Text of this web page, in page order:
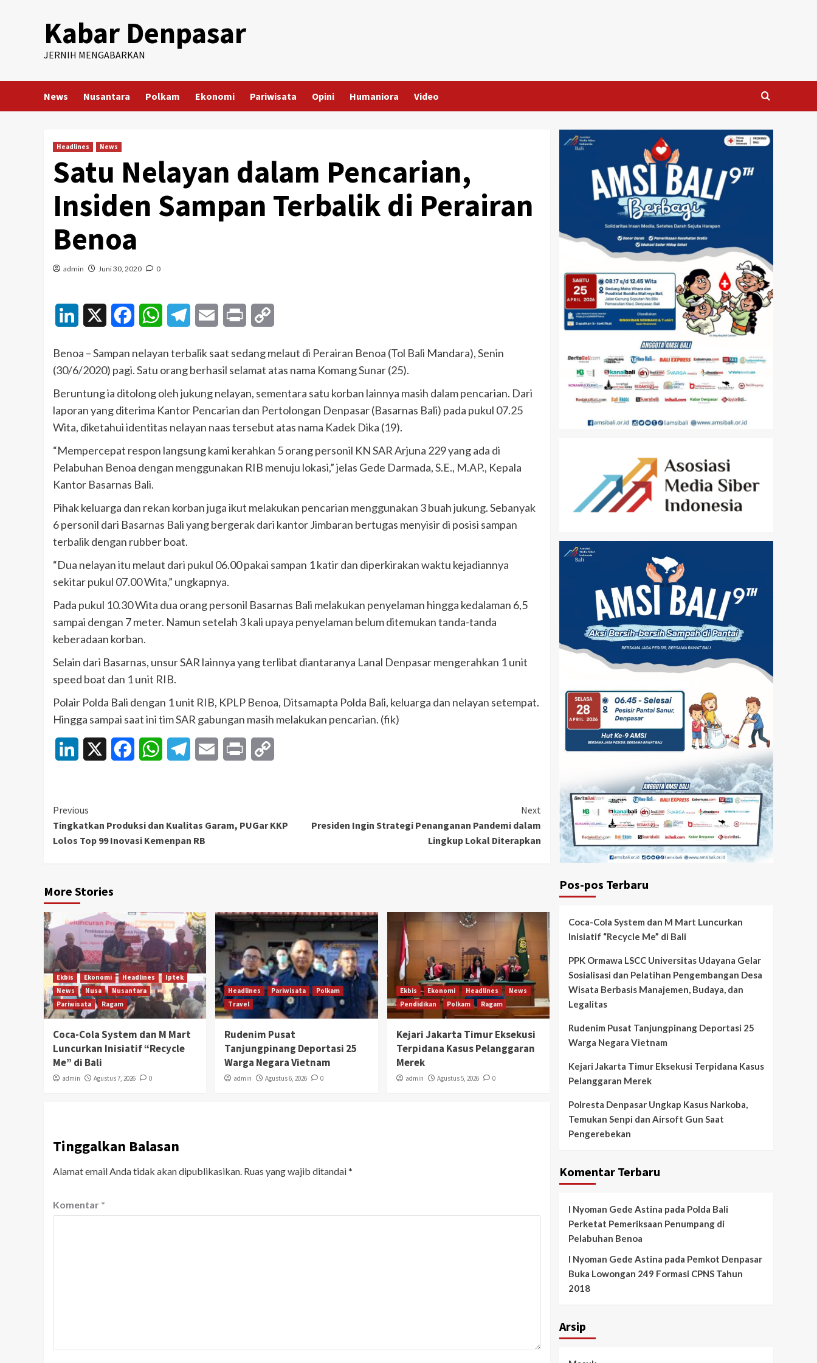
Kabar Denpasar
JERNIH MENGABARKAN
News Nusantara Polkam Ekonomi Pariwisata Opini Humaniora Video
Headlines News
Satu Nelayan dalam Pencarian,
Insiden Sampan Terbalik di Perairan
Benoa
admin Juni 30, 2020 0
LinkedIn FacebookWhatsAppTelegramEmail Print
Benoa – Sampan nelayan terbalik saat sedang melaut di Perairan Benoa (Tol Bali Mandara), Senin
(30/6/2020) pagi. Satu orang berhasil selamat atas nama Komang Sunar (25).
Beruntung ia ditolong oleh jukung nelayan, sementara satu korban lainnya masih dalam pencarian. Dari
laporan yang diterima Kantor Pencarian dan Pertolongan Denpasar (Basarnas Bali) pada pukul 07.25
Wita, diketahui identitas nelayan naas tersebut atas nama Kadek Dika (19).
“Mempercepat respon langsung kami kerahkan 5 orang personil KN SAR Arjuna 229 yang ada di
Pelabuhan Benoa dengan menggunakan RIB menuju lokasi,” jelas Gede Darmada, S.E., M.AP., Kepala
Kantor Basarnas Bali.
Pihak keluarga dan rekan korban juga ikut melakukan pencarian menggunakan 3 buah jukung. Sebanyak
6 personil dari Basarnas Bali yang bergerak dari kantor Jimbaran bertugas menyisir di posisi sampan
terbalik dengan rubber boat.
“Dua nelayan itu melaut dari pukul 06.00 pakai sampan 1 katir dan diperkirakan waktu kejadiannya
sekitar pukul 07.00 Wita,” ungkapnya.
Pada pukul 10.30 Wita dua orang personil Basarnas Bali melakukan penyelaman hingga kedalaman 6,5
sampai dengan 7 meter. Namun setelah 3 kali upaya penyelaman belum ditemukan tanda-tanda
keberadaan korban.
Selain dari Basarnas, unsur SAR lainnya yang terlibat diantaranya Lanal Denpasar mengerahkan 1 unit
speed boat dan 1 unit RIB.
Polair Polda Bali dengan 1 unit RIB, KPLP Benoa, Ditsamapta Polda Bali, keluarga dan nelayan setempat.
Hingga sampai saat ini tim SAR gabungan masih melakukan pencarian. (fik)
LinkedIn FacebookWhatsAppTelegramEmail Print
Continue
Reading
Previous
Tingkatkan Produksi dan Kualitas Garam, PUGar KKP
Lolos Top 99 Inovasi Kemenpan RB
Next
Presiden Ingin Strategi Penanganan Pandemi dalam
Lingkup Lokal Diterapkan
More Stories
Ekbis Ekonomi Headlines
Iptek
News
Nusa
Nusantara
Pariwisata
Ragam
Coca-Cola System dan M Mart
Luncurkan Inisiatif “Recycle
Me” di Bali
admin Agustus 7, 2026 0
Headlines Pariwisata
Polkam
Travel
Rudenim Pusat
Tanjungpinang Deportasi 25
Warga Negara Vietnam
admin Agustus 6, 2026 0
Ekbis Ekonomi Headlines
News
Pendidikan
Polkam Ragam
Kejari Jakarta Timur Eksekusi
Terpidana Kasus Pelanggaran
Merek
admin Agustus 5, 2026 0
Tinggalkan Balasan
Alamat email Anda tidak akan dipublikasikan. Ruas yang wajib ditandai*
Komentar *
Pos-pos Terbaru
Coca-Cola System dan M Mart Luncurkan
Inisiatif “Recycle Me” di Bali
PPK Ormawa LSCC Universitas Udayana Gelar
Sosialisasi dan Pelatihan Pengembangan Desa
Wisata Berbasis Manajemen, Budaya, dan
Legalitas
Rudenim Pusat Tanjungpinang Deportasi 25
Warga Negara Vietnam
Kejari Jakarta Timur Eksekusi Terpidana Kasus
Pelanggaran Merek
Polresta Denpasar Ungkap Kasus Narkoba,
Temukan Senpi dan Airsoft Gun Saat
Pengerebekan
Komentar Terbaru
I Nyoman Gede Astina pada Polda Bali
Perketat Pemeriksaan Penumpang di
Pelabuhan Benoa
I Nyoman Gede Astina pada Pemkot Denpasar
Buka Lowongan 249 Formasi CPNS Tahun
2018
Arsip